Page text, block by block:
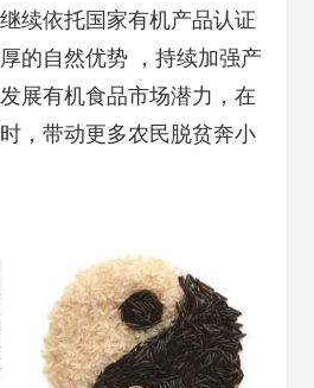
续依托国家有机产品认证
的自然优势 ，持续加强产
展有机食品市场潜力，在
，带动更多农民脱贫奔小